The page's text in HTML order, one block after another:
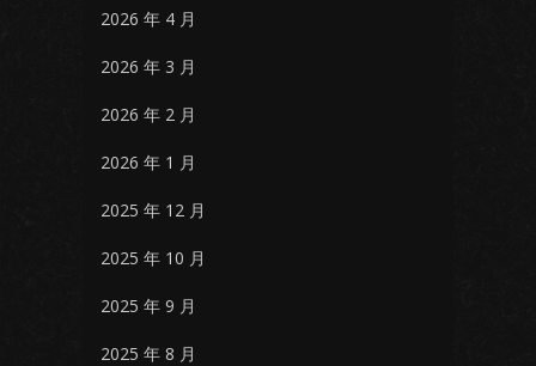
2026 年 4 月
2026 年 3 月
2026 年 2 月
2026 年 1 月
2025 年 12 月
2025 年 10 月
2025 年 9 月
2025 年 8 月